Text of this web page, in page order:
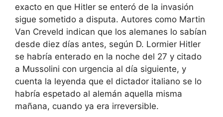
exacto en que Hitler se enteró de la invasión
sigue sometido a disputa. Autores como Martin
Van Creveld indican que los alemanes lo sabían
desde diez días antes, según D. Lormier Hitler
se habría enterado en la noche del 27 y citado
a Mussolini con urgencia al día siguiente, y
cuenta la leyenda que el dictador italiano se lo
habría espetado al alemán aquella misma
mañana, cuando ya era irreversible.